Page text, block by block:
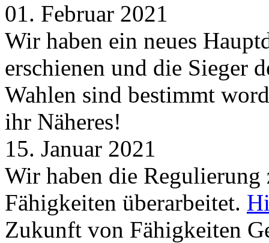
01. Februar 2021
Wir haben ein neues
erschienen und die Sieger
Wahlen sind bestimmt
ihr Näheres!
15. Januar 2021
Wir haben die
Fähigkeiten überarbeitet.
Zukunft von Fähigkeiten